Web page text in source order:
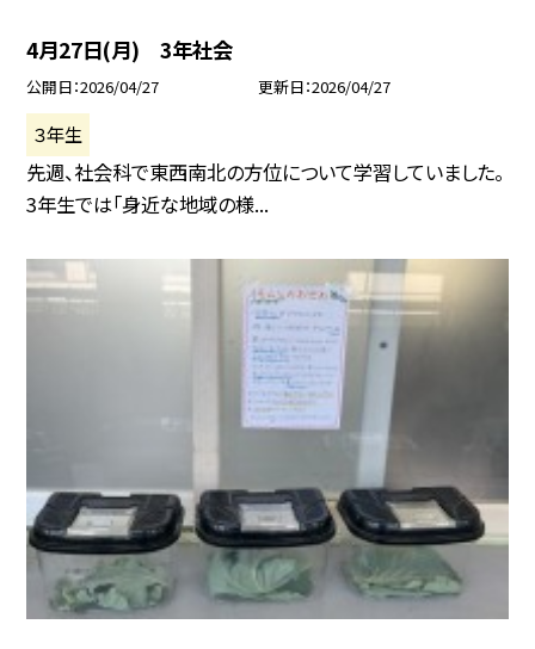
4月27日(月) 3年社会
公開日 2026/04/27 更新日 2026/04/27
３年生
先週、社会科で東西南北の方位について学習していました。
3年生では「身近な地域の様...